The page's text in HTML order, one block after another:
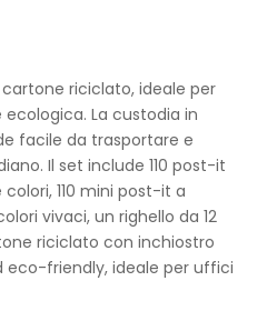
riciclato, ideale per
La custodia in
facile da trasportare e
Il set include 110 post-it
110 mini post-it a
vivaci, un righello da 12
riciclato con inchiostro
eco-friendly, ideale per uffici